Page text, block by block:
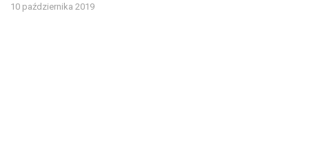
10 października 2019